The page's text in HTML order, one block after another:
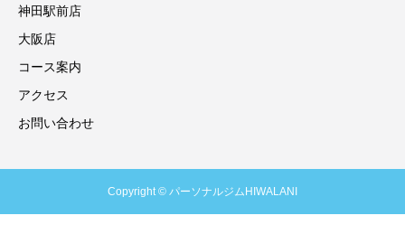
神田駅前店
大阪店
コース案内
アクセス
お問い合わせ
Copyright © パーソナルジムHIWALANI